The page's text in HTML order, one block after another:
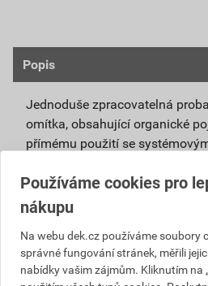
Popis
Jednoduše zpracovatelná
omítka, obsahující organické
přímému použití se
Vlivem ochlazování
zateplovacích systémů v
dochází ke kondenzaci
vytváří živnou půdu pro
Povrch omítky weberpas
Používáme cookies pro
nákupu
Na webu dek.cz používáme soubory
správné fungování stránek, měřili
nabídky vašim zájmům. Kliknutím na